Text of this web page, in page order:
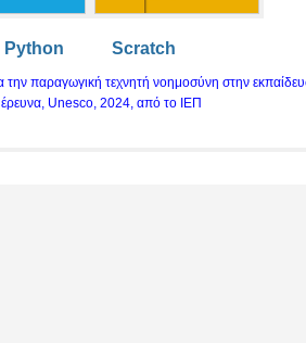
Python Scratch
την παραγωγική τεχνητή νοημοσύνη στην
έρευνα, Unesco, 2024, από το ΙΕΠ